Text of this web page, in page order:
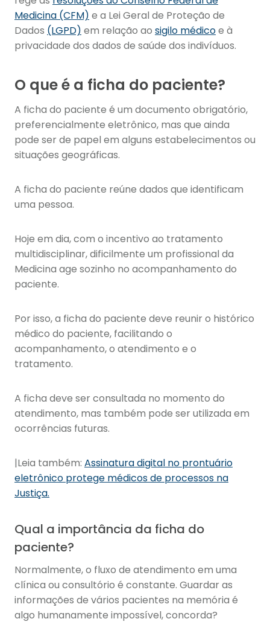
Medicina (CFM) e a Lei Geral de Proteção de
Dados (LGPD) em relação ao sigilo médicoe à
privacidade dos dados de saúde dos indivíduos.
O que é a ficha do paciente?
A ficha do paciente é um documento obrigatório,
preferencialmente eletrônico, mas que ainda
pode ser de papel em alguns estabelecimentos ou
situações geográficas.
A ficha do paciente reúne dados que identificam
uma pessoa.
Hoje em dia, com o incentivo ao tratamento
multidisciplinar, dificilmente um profissional da
Medicina age sozinho no acompanhamento do
paciente.
Por isso, a ficha do paciente deve reunir o histórico
médico do paciente, facilitando o
acompanhamento, o atendimento e o
tratamento.
A ficha deve ser consultada no momento do
atendimento, mas também pode ser utilizada em
ocorrências futuras.
|Leia também: Assinatura digital no prontuário
eletrônico protege médicos de processos na
Justiça.
Qual a importância da ficha do
paciente?
Normalmente, o fluxo de atendimento em uma
clínica ou consultório é constante. Guardar as
informações de vários pacientes na memória é
algo humanamente impossível, concorda?